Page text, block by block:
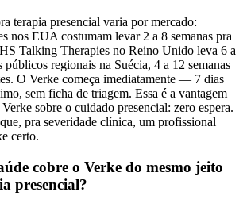
terapia presencial varia por mercado:
nos EUA costumam levar 2 a 8 semanas pra
Talking Therapies no Reino Unido leva 6 a
públicos regionais na Suécia, 4 a 12 semanas
O Verke começa imediatamente — 7 dias
sem ficha de triagem. Essa é a vantagem
sobre o cuidado presencial: zero espera.
pra severidade clínica, um profissional
certo.
cobre o Verke do mesmo jeito
presencial?